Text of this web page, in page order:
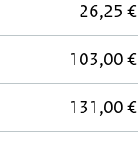
26,25 €
103,00 €
131,00 €